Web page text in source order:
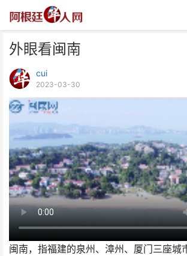
外眼看闽南
cui
2023-03-30
闽南，指福建的泉州、漳州、厦门三座城
外眼看闽南